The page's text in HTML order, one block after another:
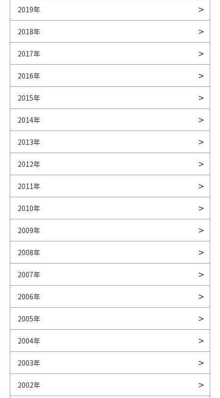
2019年
2018年
2017年
2016年
2015年
2014年
2013年
2012年
2011年
2010年
2009年
2008年
2007年
2006年
2005年
2004年
2003年
2002年